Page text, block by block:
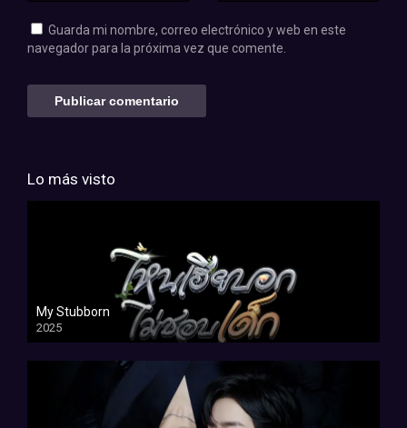
Guarda mi nombre, correo electrónico y web en este
navegador para la próxima vez que comente.
Lo más visto
My Stubborn
2025